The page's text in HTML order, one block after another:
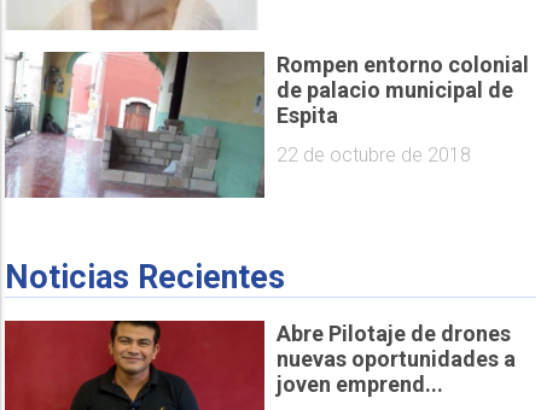
Rompen entorno colonial
de palacio municipal de
Espita
22 de octubre de 2018
Noticias Recientes
Abre Pilotaje de drones
nuevas oportunidades a
joven emprend...